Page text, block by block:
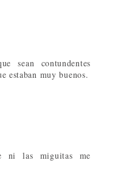
sean contundentes
estaban muy buenos.
ni las miguitas me